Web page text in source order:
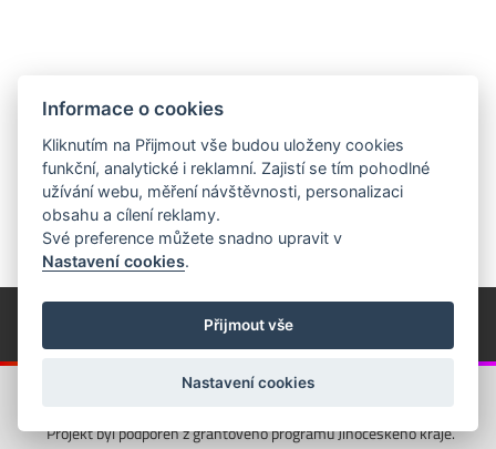
© Píseckem / Kalendárium (Změna programu vyhrazena!)
(Cookies)
© 2018 - 2026 Realizace a správa webu:
Projekt byl podpořen z grantového programu Jihočeského kraje.
Informace o cookies
Kliknutím na Přijmout vše budou uloženy cookies
funkční, analytické i reklamní. Zajistí se tím pohodlné
užívání webu, měření návštěvnosti, personalizaci
obsahu a cílení reklamy.
Své preference můžete snadno upravit v
Nastavení cookies.
Přijmout vše
Nastavení cookies